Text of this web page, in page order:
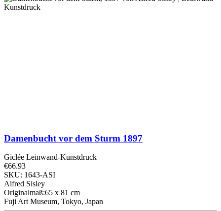
Damenbucht vor dem Sturm 1897
Giclée Leinwand-Kunstdruck
€66.93
SKU: 1643-ASI
Alfred Sisley
Originalmaß:65 x 81 cm
Fuji Art Museum, Tokyo, Japan